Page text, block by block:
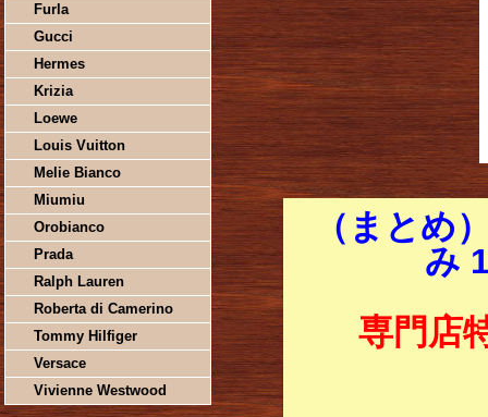
Furla
Gucci
Hermes
Krizia
Loewe
Louis Vuitton
Melie Bianco
Miumiu
Orobianco
Prada
Ralph Lauren
Roberta di Camerino
Tommy Hilfiger
Versace
Vivienne Westwood
（まとめ
み
専門店